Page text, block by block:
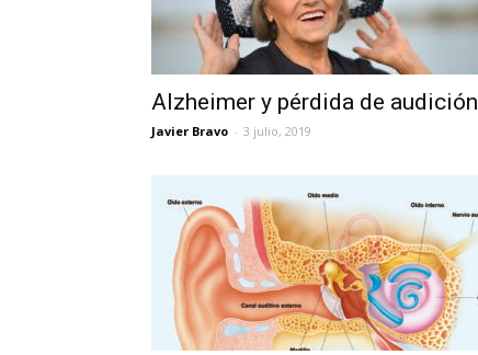
Alzheimer y pérdida de audición
Javier Bravo - 3 julio, 2019